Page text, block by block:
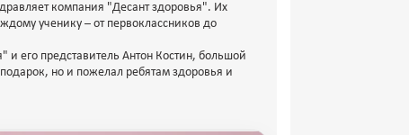
компания "Десант здоровья". Их
ученику – от первоклассников до
его представитель Антон Костин, большой
но и пожелал ребятам здоровья и